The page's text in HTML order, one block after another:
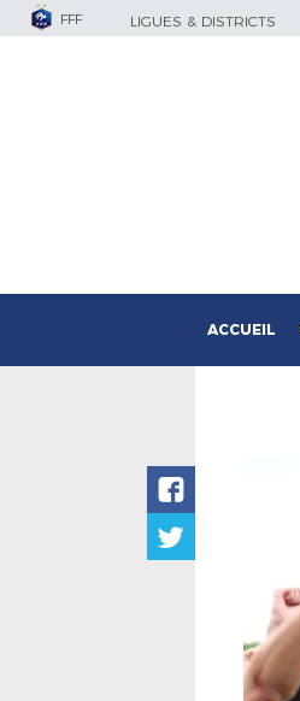
FFF LIGUES & DISTRICTS
ACCUEIL